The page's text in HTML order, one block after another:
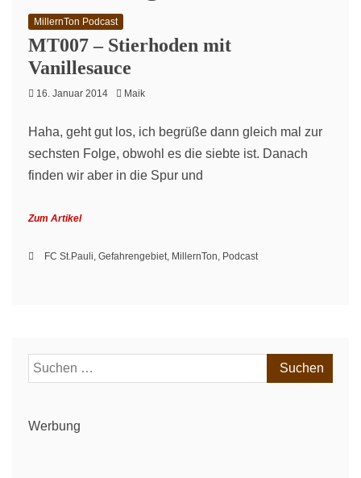
MillernTon Podcast
MT007 – Stierhoden mit
Vanillesauce
16. Januar 2014 Maik
Haha, geht gut los, ich begrüße dann gleich mal zur
sechsten Folge, obwohl es die siebte ist. Danach
finden wir aber in die Spur und
Zum Artikel
FC St.Pauli, Gefahrengebiet, MillernTon, Podcast
Suchen
nach:
Werbung